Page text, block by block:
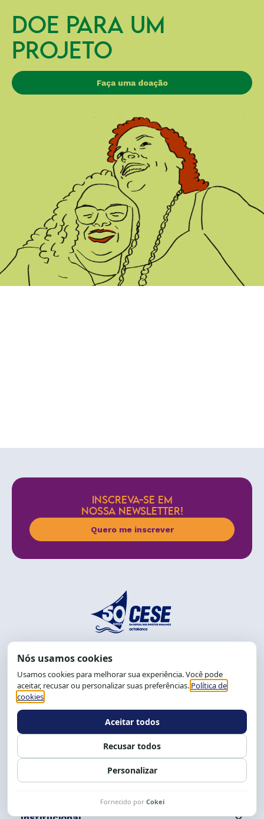
DOE PARA UM
PROJETO
Faça uma doação
INSCREVA-SE EM
NOSSA NEWSLETTER!
Quero me inscrever
End.: R. da Graça, 150. Graça
CEP: 40.150-055
Salvador-BA, Brasil.
Tel.: (71) 2104-5457, Cel.: (71) 9 9239-2104 ou 2105
Expediente: 8h às 12h e 13 às 17h.
Siga nossas redes Fale conosco